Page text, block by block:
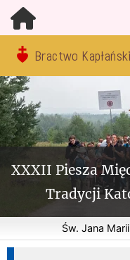
Bractwo
XXXII Piesza
Tradycji
Św. Jana